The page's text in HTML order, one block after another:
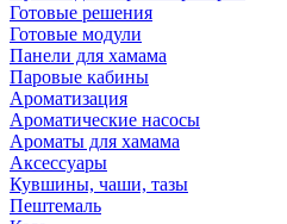
Готовые решения
Готовые модули
Панели для хамама
Паровые кабины
Ароматизация
Ароматические насосы
Ароматы для хамама
Аксессуары
Кувшины, чаши, тазы
Пештемаль